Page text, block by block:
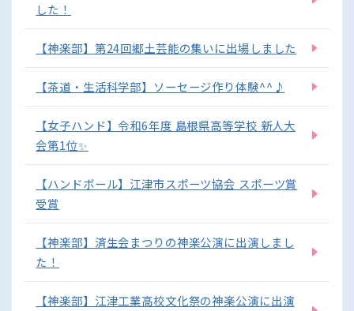
した！
【神楽部】第24回郷土芸能の集いに出場しました
【茶道・生活科学部】ソーセージ作り体験^^♪
【女子ハンド】令和6年度 島根県高等学校 新人大
会第1位✨
【ハンドボール】江津市スポーツ協会 スポーツ賞
受賞
【神楽部】済生会まつりの神楽公演に出演しまし
た！
【神楽部】江津工業高校文化祭の神楽公演に出演